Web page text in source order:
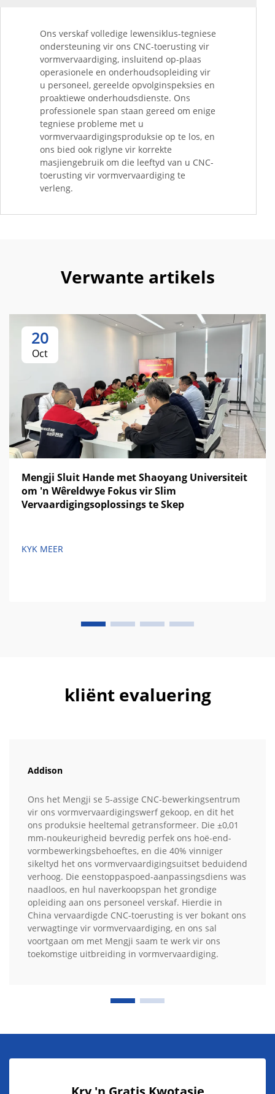
Ons verskaf volledige lewensiklus-tegniese
ondersteuning vir ons CNC-toerusting vir
vormvervaardiging, insluitend op-plaas
operasionele en onderhoudsopleiding vir
u personeel, gereelde opvolginspeksies en
proaktiewe onderhoudsdienste. Ons
professionele span staan gereed om enige
tegniese probleme met u
vormvervaardigingsproduksie op te los, en
ons bied ook riglyne vir korrekte
masjiengebruik om die leeftyd van u CNC-
toerusting vir vormvervaardiging te
verleng.
Verwante artikels
20
Oct
Mengji Sluit Hande met Shaoyang Universiteit
om 'n Wêreldwye Fokus vir Slim
Vervaardigingsoplossings te Skep
KYK MEER
kliënt evaluering
Addison
Ons het Mengji se 5-assige CNC-bewerkingsentrum
vir ons vormvervaardigingswerf gekoop, en dit het
ons produksie heeltemal getransformeer. Die ±0,01
mm-noukeurigheid bevredig perfek ons hoë-end-
vormbewerkingsbehoeftes, en die 40% vinniger
sikeltyd het ons vormvervaardigingsuitset beduidend
verhoog. Die eenstoppaspoed-aanpassingsdiens was
naadloos, en hul naverkoopspan het grondige
opleiding aan ons personeel verskaf. Hierdie in
China vervaardigde CNC-toerusting is ver bokant ons
verwagtinge vir vormvervaardiging, en ons sal
voortgaan om met Mengji saam te werk vir ons
toekomstige uitbreiding in vormvervaardiging.